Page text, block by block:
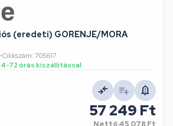
(eredeti) GORENJE/MORA
•Cikkszám: 705617
72 órás kiszállítással
57 249 Ft